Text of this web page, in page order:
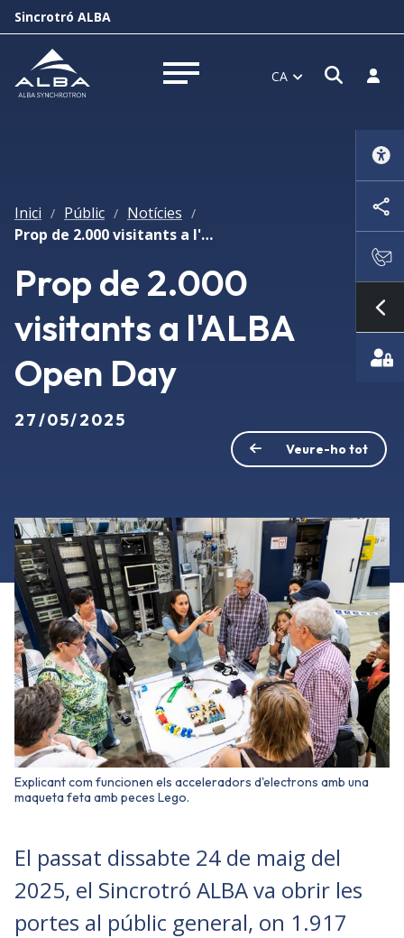
Sincrotró ALBA
Obrir menú CA Obrir
Inici / Públic / Notícies /
Prop de 2.000 visitants a l'ALBA Open Day
Prop de 2.000
visitants a l'ALBA
Open Day
27/05/2025
Veure-ho tot
Explicant com funcionen els acceleradors d'electrons amb una
maqueta feta amb peces Lego.
El passat dissabte 24 de maig del
2025, el Sincrotró ALBA va obrir les
portes al públic general, on 1.917